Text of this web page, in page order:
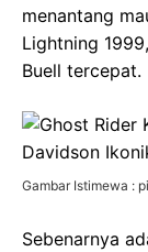
menantang
Lightning
Buell tercepat.
Gambar Istimewa :
Sebenarnya